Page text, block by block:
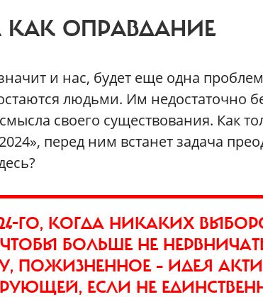
ОПРАВДАНИЕ
и нас, будет еще одна
людьми. Им недостаточно
своего существования. Как
перед ним встанет задача
ГО, КОГДА НИКАКИХ
БОЛЬШЕ НЕ
ПОЖИЗНЕННОЕ – ИДЕЯ
ЕСЛИ НЕ